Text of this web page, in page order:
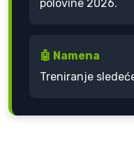
polovine 2026.
🤖 Namena
Treniranje